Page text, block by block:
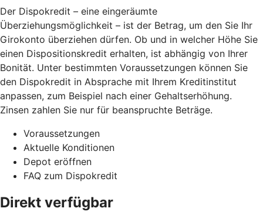
Der Dispokredit – eine eingeräumte
Überziehungsmöglichkeit – ist der Betrag, um den Sie Ihr
Girokonto überziehen dürfen. Ob und in welcher Höhe Sie
einen Dispositionskredit erhalten, ist abhängig von Ihrer
Bonität. Unter bestimmten Voraussetzungen können Sie
den Dispokredit in Absprache mit Ihrem Kreditinstitut
anpassen, zum Beispiel nach einer Gehaltserhöhung.
Zinsen zahlen Sie nur für beanspruchte Beträge.
Voraussetzungen
Aktuelle Konditionen
Depot eröffnen
FAQ zum Dispokredit
Direkt verfügbar